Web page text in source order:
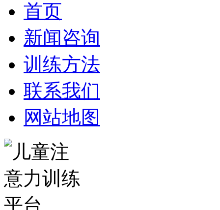
首页
新闻咨询
训练方法
联系我们
网站地图